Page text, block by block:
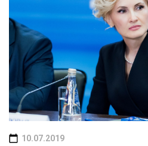
10.07.2019